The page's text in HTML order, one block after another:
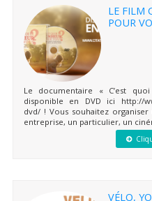
LE FILM
POUR
Le documentaire « C’est
disponible en DVD ici http://
dvd/ ! Vous souhaitez
entreprise, un particulier, un
VÉLO,